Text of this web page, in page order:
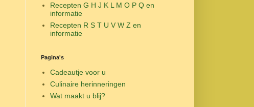
Recepten G H J K L M O P Q en
informatie
Recepten R S T U V W Z en
informatie
Pagina's
Cadeautje voor u
Culinaire herinneringen
Wat maakt u blij?